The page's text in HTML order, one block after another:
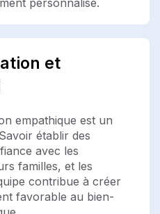
et
empathique est un
établir des
avec les
familles, et les
contribue à créer
favorable au bien-